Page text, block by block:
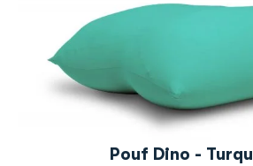
Pouf Dino -